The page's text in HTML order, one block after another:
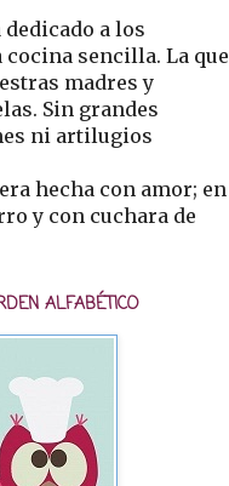
dedicado a los
cocina sencilla. La que
madres y
Sin grandes
ni artilugios
hecha con amor; en
y con cuchara de
ALFABÉTICO